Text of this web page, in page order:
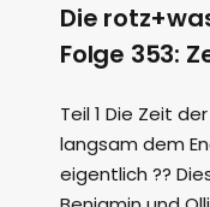
Die
Folge 353:
Teil 1 Die Zeit
langsam dem
eigentlich ??